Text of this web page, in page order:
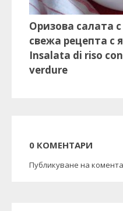
Оризова салата
свежа рецепта с
Insalata di riso
verdure
0 КОМЕНТАРИ
Публикуване на